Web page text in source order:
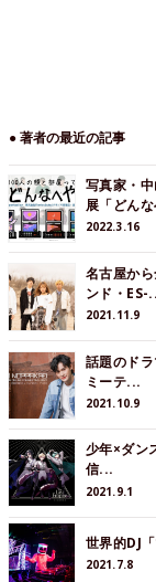
● 著者の最近の記事
写真家・
展「どん
2022.3.16
名古屋か
ンド・ES-
2021.11.9
話題のド
ミーテ...
2021.10.9
少年×ダン
信...
2021.9.1
世界的DJ
2021.7.8